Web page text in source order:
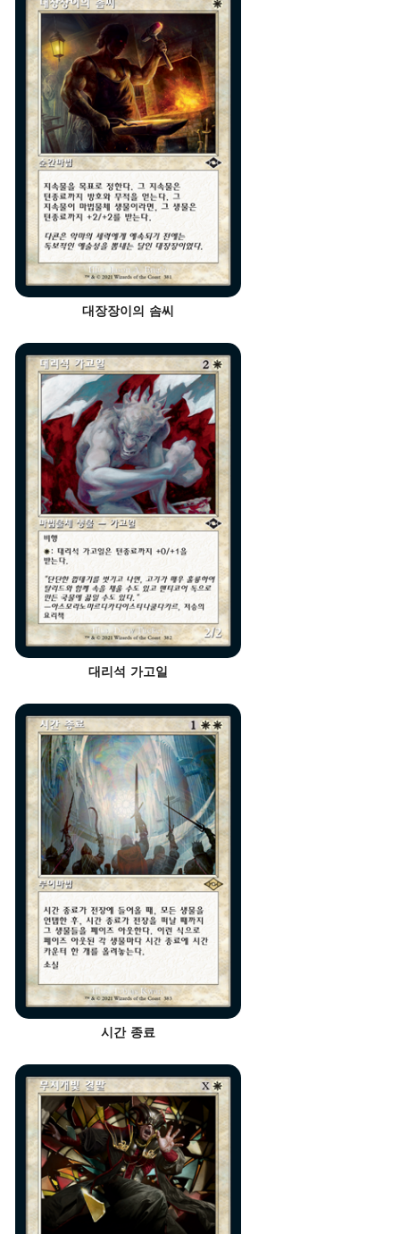
대장장이의 솜씨
대리석 가고일
시간 종료